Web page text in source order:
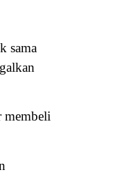
sama
membeli